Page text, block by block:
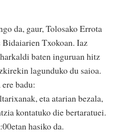
da, gaur, Tolosako Errota
Txokoan. Iaz
baten inguruan hitz
lagunduko du saioa.
badu:
eta atarian bezala,
kontatuko die bertaratuei.
hasiko da.